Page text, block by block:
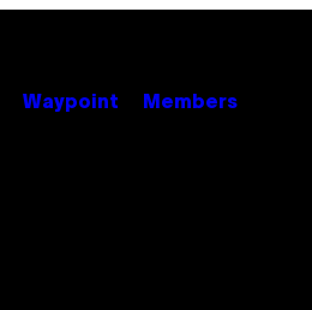
Waypoint Members